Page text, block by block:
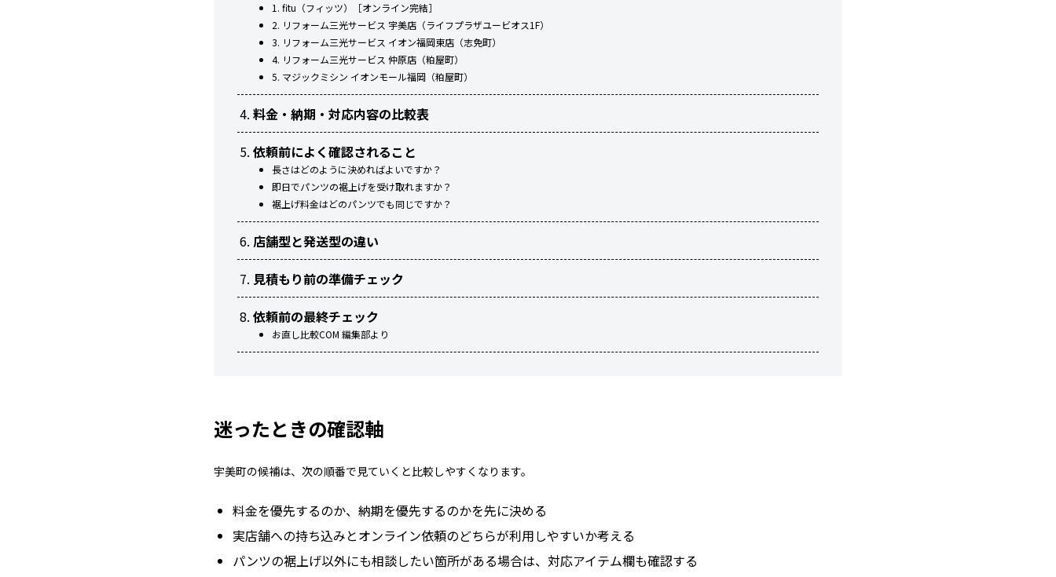
1. fitu（フィッツ）［オンライン完結］
2. リフォーム三光サービス 宇美店（ライフプラザユービオス1F）
3. リフォーム三光サービス イオン福岡東店（志免町）
4. リフォーム三光サービス 仲原店（粕屋町）
5. マジックミシン イオンモール福岡（粕屋町）
料金・納期・対応内容の比較表
依頼前によく確認されること
長さはどのように決めればよいですか？
即日でパンツの裾上げを受け取れますか？
裾上げ料金はどのパンツでも同じですか？
店舗型と発送型の違い
見積もり前の準備チェック
依頼前の最終チェック
お直し比較COM 編集部より
迷ったときの確認軸
宇美町の候補は、次の順番で見ていくと比較しやすくなります。
料金を優先するのか、納期を優先するのかを先に決める
実店舗への持ち込みとオンライン依頼のどちらが利用しやすいか考える
パンツの裾上げ以外にも相談したい箇所がある場合は、対応アイテム欄も確認する